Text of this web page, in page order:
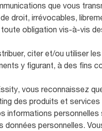
que vous
droit, irrévocables,
obligation vis-à-vis
citer et/ou utiliser
y figurant, à des fins
vous reconnaissez
des produits et services
informations
personnelles.